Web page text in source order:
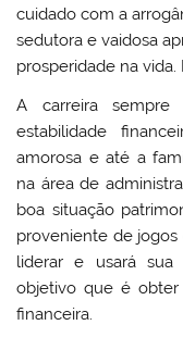
cuidado com a
sedutora e vaidosa
prosperidade na
A carreira
estabilidade
amorosa e até a
na área de
boa situação
proveniente de
liderar e usará
objetivo que é
financeira.